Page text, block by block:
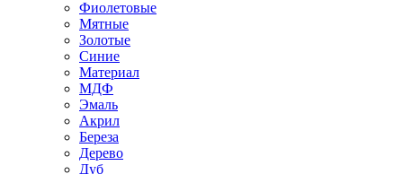
Фиолетовые
Мятные
Золотые
Синие
Материал
МДФ
Эмаль
Акрил
Береза
Дерево
Дуб